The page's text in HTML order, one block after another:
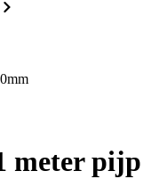
meter pijp